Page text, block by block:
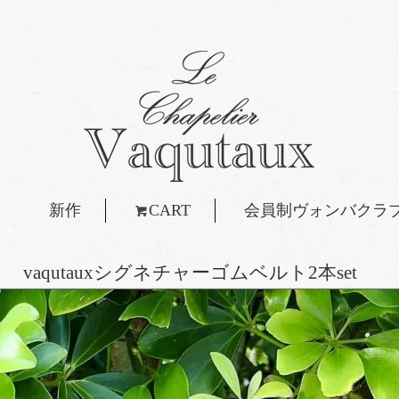
新作 CART 会員制ヴォンバクラ
vaqutauxシグネチャーゴムベルト2本set